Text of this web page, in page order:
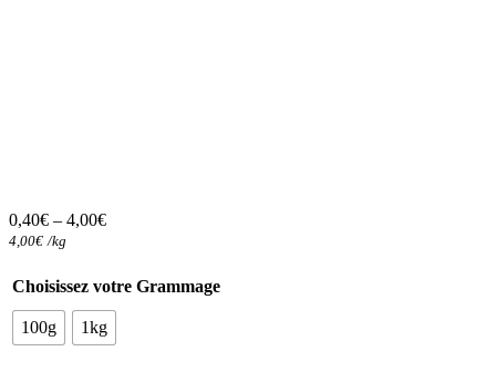
0,40€ – 4,00€
4,00€ /kg
Choisissez votre Grammage
100g 1kg